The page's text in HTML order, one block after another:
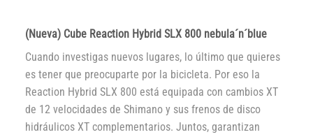
(Nueva) Cube Reaction Hybrid SLX 800 nebula´n´blue
Cuando investigas nuevos lugares, lo último que quieres
es tener que preocuparte por la bicicleta. Por eso la
Reaction Hybrid SLX 800 está equipada con cambios XT
de 12 velocidades de Shimano y sus frenos de disco
hidráulicos XT complementarios. Juntos, garantizan